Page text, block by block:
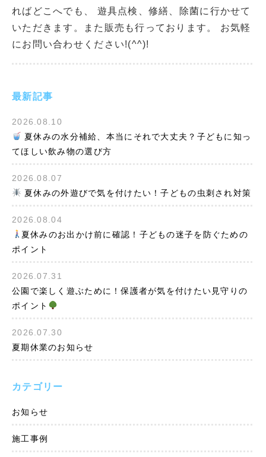
最新記事
2026.08.10
夏休みの水分補給、本当にそれで大丈夫？子どもに知っ
てほしい飲み物の選び方
2026.08.07
夏休みの外遊びで気を付けたい！子どもの虫刺され対策
2026.08.04
夏休みのお出かけ前に確認！子どもの迷子を防ぐための
ポイント
2026.07.31
公園で楽しく遊ぶために！保護者が気を付けたい見守りの
ポイント
2026.07.30
夏期休業のお知らせ
カテゴリー
お知らせ
施工事例
ればどこへでも、 遊具点検、修繕、除菌に行かせて
いただきます。また販売も行っております。 お気軽
にお問い合わせください!(^^)!